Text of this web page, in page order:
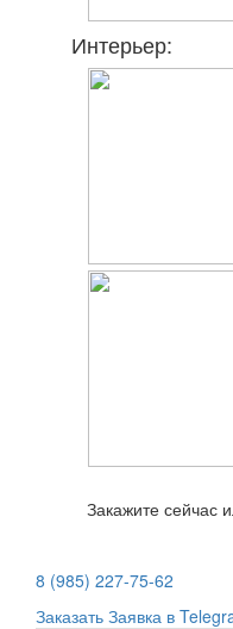
Интерьер:
Закажите сейчас
8 (985) 227-75-62
Заказать Заявка в